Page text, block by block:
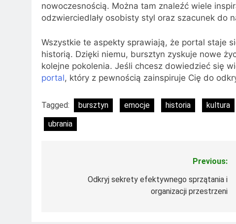
nowoczesnością. Można tam znaleźć wiele
odzwierciedlały osobisty styl oraz szacunek do
Wszystkie te aspekty sprawiają, że portal staje
historią. Dzięki niemu, bursztyn zyskuje nowe
kolejne pokolenia. Jeśli chcesz dowiedzieć się
portal, który z pewnością zainspiruje Cię do
Tagged: bursztyn emocje historia kultura
ubrania
Previous:
Odkryj sekrety efektywnego sprzątania i
organizacji przestrzeni